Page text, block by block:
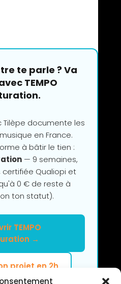
te parle ? Va
TEMPO
Tilèpe documente les
en France.
à bâtir le tien :
— 9 semaines,
certifiée Qualiopi et
0 € de reste à
ton statut).
TEMPO
→
projet en 2h